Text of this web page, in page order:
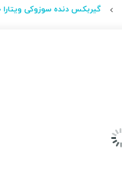
گیربكس دنده سوزوکی ویتارا 2000